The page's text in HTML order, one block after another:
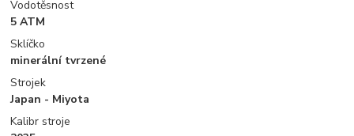
Vodotěsnost
5 ATM
Sklíčko
minerální tvrzené
Strojek
Japan - Miyota
Kalibr stroje